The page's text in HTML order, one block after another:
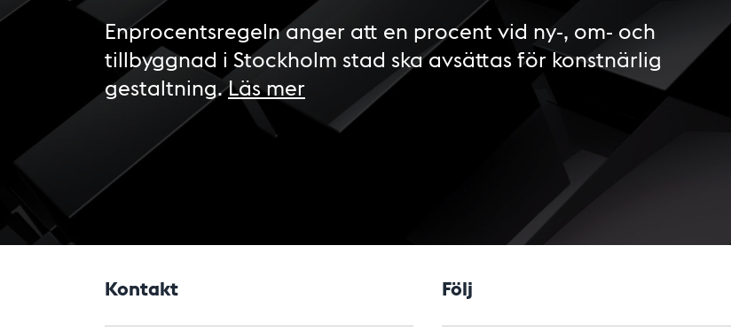
Enprocentsregeln anger att en procent vid ny-, om- och
tillbyggnad i Stockholm stad ska avsättas för konstnärlig
gestaltning.Läs mer
Kontakt Följ